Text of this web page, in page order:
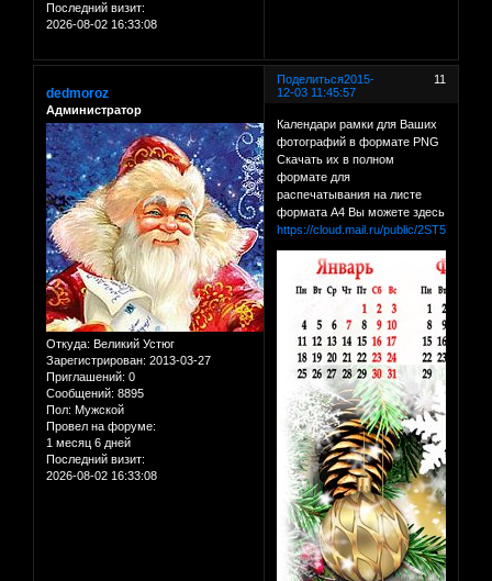
Последний визит:
2026-08-02 16:33:08
Поделиться 11
2015-
12-03 11:45:57
dedmoroz
Администратор
Откуда: Великий Устюг
Зарегистрирован: 2013-03-27
Приглашений: 0
Сообщений: 8895
Пол: Мужской
Провел на форуме:
1 месяц 6 дней
Последний визит:
2026-08-02 16:33:08
Календари рамки для Ваших
фотографий в формате PNG
Скачать их в полном
формате для
распечатывания на листе
формата А4 Вы можете здесь
https://cloud.mail.ru/public/2ST5/